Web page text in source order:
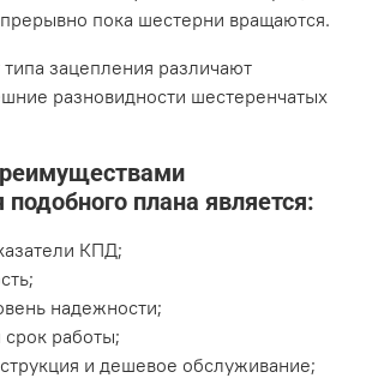
пока шестерни вращаются.
зацепления различают
разновидности шестеренчатых
плана является:
КПД;
надежности;
работы;
и дешевое обслуживание;